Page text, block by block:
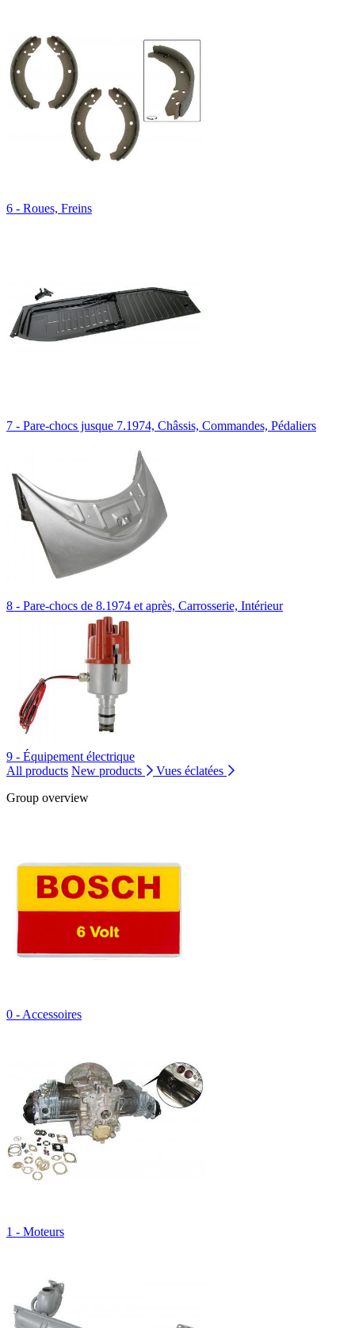
6 - Roues, Freins
7 - Pare-chocs jusque 7.1974, Châssis, Commandes, Pédaliers
8 - Pare-chocs de 8.1974 et après, Carrosserie, Intérieur
9 - Équipement électrique
All products New products
Vues éclatées
Group overview
0 - Accessoires
1 - Moteurs